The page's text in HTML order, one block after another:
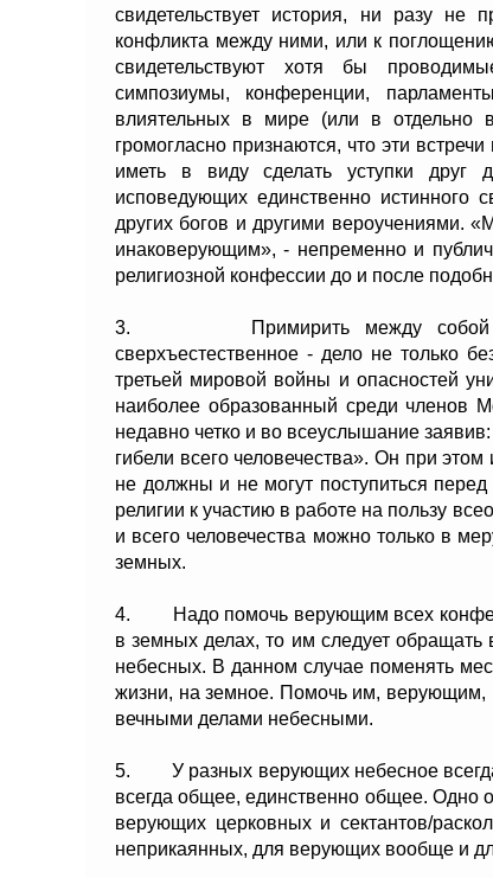
свидетельствует история, ни разу
конфликта между ними, или к
свидетельствуют хотя бы
симпозиумы, конференции,
влиятельных в мире (или в отдельно
громогласно признаются, что эти
иметь в виду сделать уступки друг
исповедующих единственно истинного
других богов и другими вероучениями.
инаковерующим», - непременно и
религиозной конфессии до и после
3. Примирить между собой
сверхъестественное - дело не только
третьей мировой войны и опасностей
наиболее образованный среди членов
недавно четко и во всеуслышание
гибели всего человечества». Он при
не должны и не могут поступиться
религии к участию в работе на пользу
и всего человечества можно только в
земных.
4. Надо помочь верующим всех
в земных делах, то им следует
небесных. В данном случае поменять
жизни, на земное. Помочь им, верующим,
вечными делами небесными.
5. У разных верующих небесное
всегда общее, единственно общее. Одно
верующих церковных и сектантов/
неприкаянных, для верующих вообще и